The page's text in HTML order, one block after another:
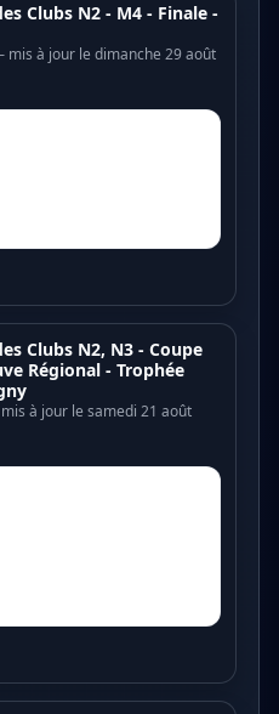
Clubs N2 - M4 - Finale -
à jour le dimanche 29 août
Clubs N2, N3 - Coupe
Régional - Trophée
à jour le samedi 21 août